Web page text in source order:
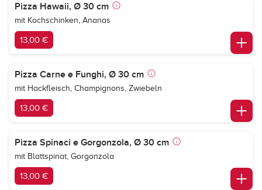
Pizza Hawaii, Ø 30 cm
mit Kochschinken, Ananas
13,00 €
Pizza Carne e Funghi, Ø 30 cm
mit Hackfleisch, Champignons, Zwiebeln
13,00 €
Pizza Spinaci e Gorgonzola, Ø 30 cm
mit Blattspinat, Gorgonzola
13,00 €